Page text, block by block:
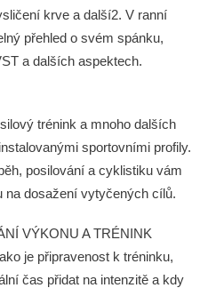
krve a další2. V ranní
přehled o svém spánku,
a dalších aspektech.
trénink a mnoho dalších
sportovními profily.
posilování a cyklistiku vám
na dosažení vytyčených cílů.
VÝKONU A TRÉNINK
je připravenost k tréninku,
čas přidat na intenzitě a kdy